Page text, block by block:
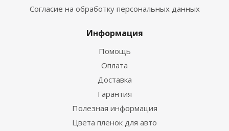
Согласие на обработку персональных данных
Информация
Помощь
Оплата
Доставка
Гарантия
Полезная информация
Цвета пленок для авто